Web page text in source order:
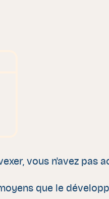
vous n'avez pas
que le